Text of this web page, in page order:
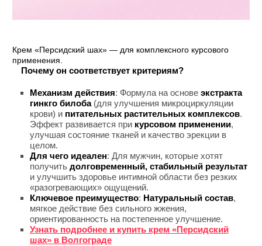
Крем «Персидский шах» — для комплексного курсового
применения.
Почему он соответствует критериям?
Механизм действия: Формула на основе экстракта
гинкго билоба(для улучшения микроциркуляции
крови) и питательных растительных комплексов.
Эффект развивается при курсовом применении,
улучшая состояние тканей и качество эрекции в
целом.
Для чего идеален: Для мужчин, которые хотят
получить долговременный, стабильный результат
и улучшить здоровье интимной области без резких
«разогревающих» ощущений.
Ключевое преимущество: Натуральный состав,
мягкое действие без сильного жжения,
ориентированность на постепенное улучшение.
Узнать подробнее и купить крем «Персидский
шах» в Волгограде